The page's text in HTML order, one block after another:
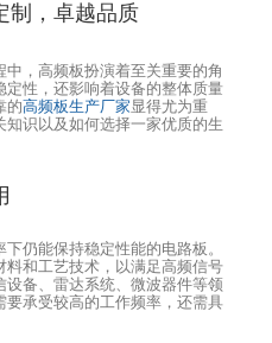
制，卓越品质
，高频板扮演着至关重要的角
性，还影响着设备的整体质量
的高频板生产厂家显得尤为重
识以及如何选择一家优质的生
仍能保持稳定性能的电路板。
和工艺技术，以满足高频信号
备、雷达系统、微波器件等领
承受较高的工作频率，还需具